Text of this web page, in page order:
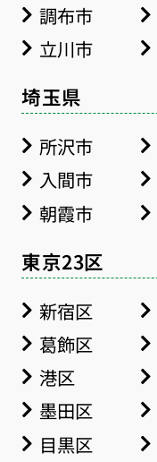
調布市
立川市
埼玉県
所沢市
入間市
朝霞市
東京23区
新宿区
葛飾区
港区
墨田区
目黒区